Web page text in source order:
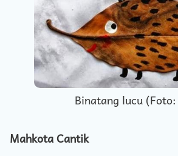
Binatang lucu
Mahkota Cantik